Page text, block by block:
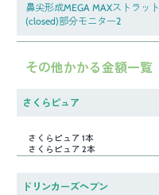
鼻尖形成MEGA MAXストラット
(closed)部分モニター2
その他かかる金額一覧
さくらピュア
さくらピュア 1本
さくらピュア 2本
ドリンカーズヘブン